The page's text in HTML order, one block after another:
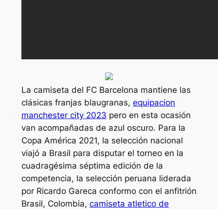
La camiseta del FC Barcelona mantiene las
clásicas franjas blaugranas, equipacion
manchester city 2023 pero en esta ocasión
van acompañadas de azul oscuro. Para la
Copa América 2021, la selección nacional
viajó a Brasil para disputar el torneo en la
cuadragésima séptima edición de la
competencia, la selección peruana liderada
por Ricardo Gareca conformo con el anfitrión
Brasil, Colombia, camiseta atletico de